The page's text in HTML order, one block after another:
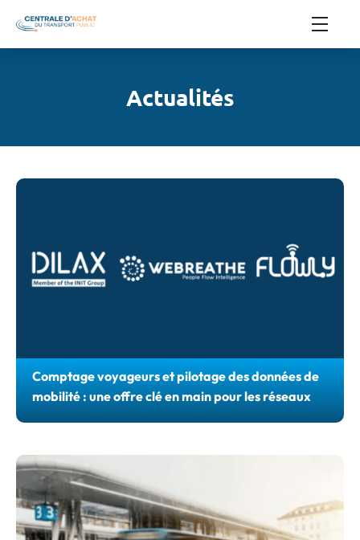
Actualités
Comptage voyageurs et pilotage des données de
mobilité : une offre clé en main pour les réseaux